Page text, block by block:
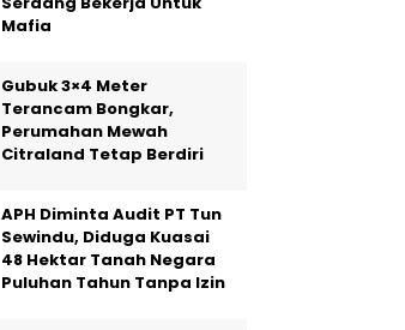
Mafia
Gubuk 3×4 Meter
Terancam Bongkar,
Perumahan Mewah
Citraland Tetap Berdiri
APH Diminta Audit PT Tun
Sewindu, Diduga Kuasai
48 Hektar Tanah Negara
Puluhan Tahun Tanpa Izin